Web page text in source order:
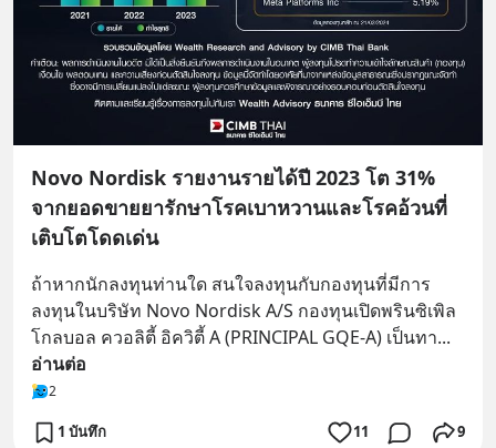
Novo Nordisk รายงานรายได้ปี 2023 โต 31%
จากยอดขายยารักษาโรคเบาหวานและโรคอ้วนที่
เติบโตโดดเด่น
ถ้าหากนักลงทุนท่านใด สนใจลงทุนกับกองทุนที่มีการ
ลงทุนในบริษัท Novo Nordisk A/S กองทุนเปิดพรินซิเพิล
โกลบอล ควอลิตี้ อิควิตี้ A (PRINCIPAL GQE-A) เป็นทา
อ่านต่อ
2
1 บันทึก 11 9